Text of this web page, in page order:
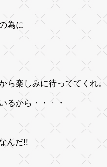
為に
ら楽しみに待っててくれ。
るから・・・・
んだ!!